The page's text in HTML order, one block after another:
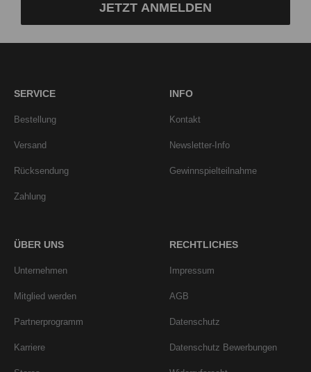
JETZT ANMELDEN
SERVICE
Bestellung
Versand
Rücksendung
Zahlung
INFO
Kontakt
Newsletter-Info
Gewinnspielteilnahme
ÜBER UNS
Unternehmen
Mitglied werden
Partnerprogramm
Karriere
RECHTLICHES
Impressum
AGB
Datenschutz
Datenschutz Bewerbungen